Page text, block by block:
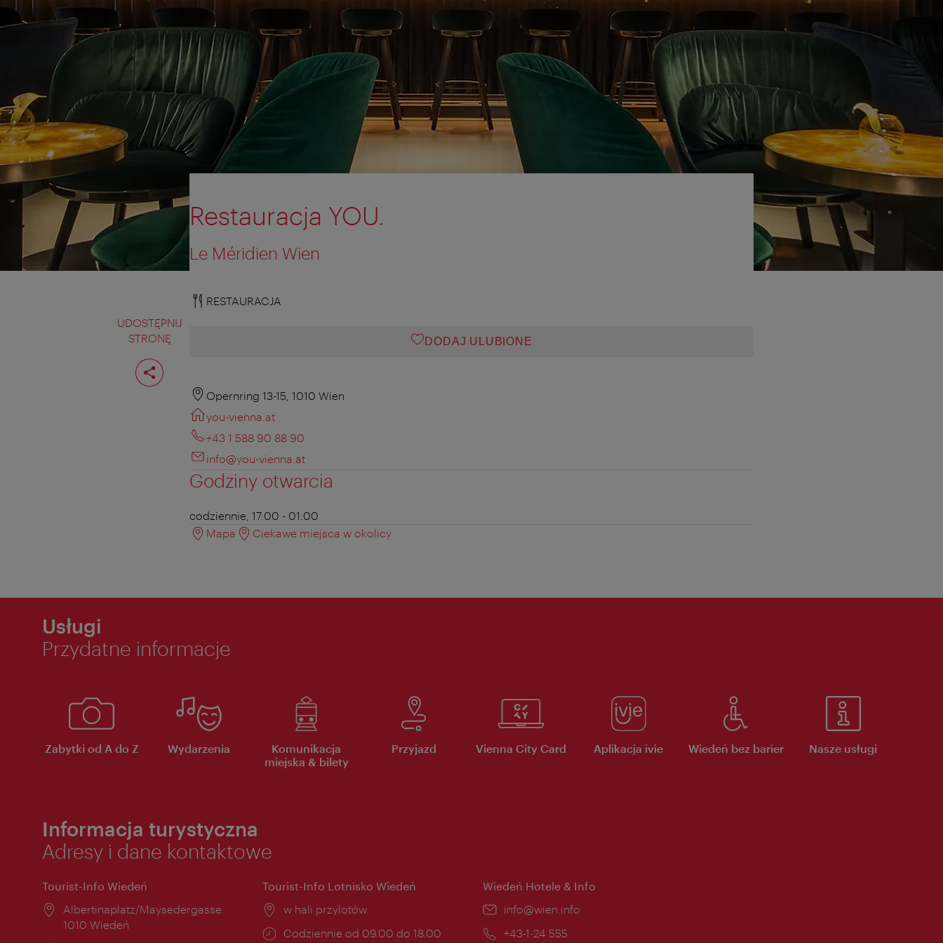
UDOSTĘPNIJ
STRONĘ
Podziel
stronę
Restauracja YOU.
Le Méridien Wien
RESTAURACJA
DODAJ ULUBIONE
Opernring 13-15, 1010 Wien
you-vienna.at
+43 1 588 90 88 90
info@you-vienna.at
Godziny otwarcia
codziennie, 17:00 - 01:00
Mapa
Ciekawe miejsca w okolicy
Usługi
Przydatne informacje
Zabytki od A do Z Wydarzenia
Komunikacja
miejska & bilety
Przyjazd Vienna City Card Aplikacja ivie Wiedeń bez barier Nasze usługi
Informacja turystyczna
Adresy i dane kontaktowe
Tourist-Info Wiedeń
Miejsce:
Albertinaplatz/Maysedergasse
1010 Wiedeń
Tourist-Info Lotnisko Wiedeń
Miejsce:
w hali przylotów
Godziny
Codziennie od 09.00 do 18.00
Wiedeń Hotele & Info
E-
info@wien.info
Telefon:
+43-1-24 555